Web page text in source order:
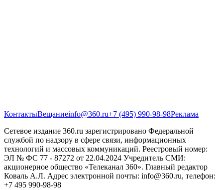
КонтактыВещаниеinfo@360.ru+7 (495) 990-98-98Реклама
Сетевое издание 360.ru зарегистрировано Федеральной
службой по надзору в сфере связи, информационных
технологий и массовых коммуникаций. Реестровый номер:
ЭЛ № ФС 77 - 87272 от 22.04.2024 Учредитель СМИ:
акционерное общество «Телеканал 360». Главный редактор
Коваль А.Л. Адрес электронной почты: info@360.ru, телефон:
+7 495 990-98-98